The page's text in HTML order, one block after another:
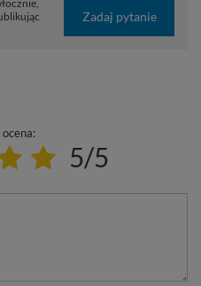
Zadaj pytanie
5/5